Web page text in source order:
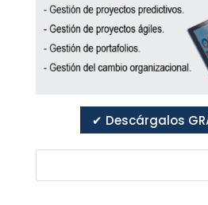
✔ Descárgalos